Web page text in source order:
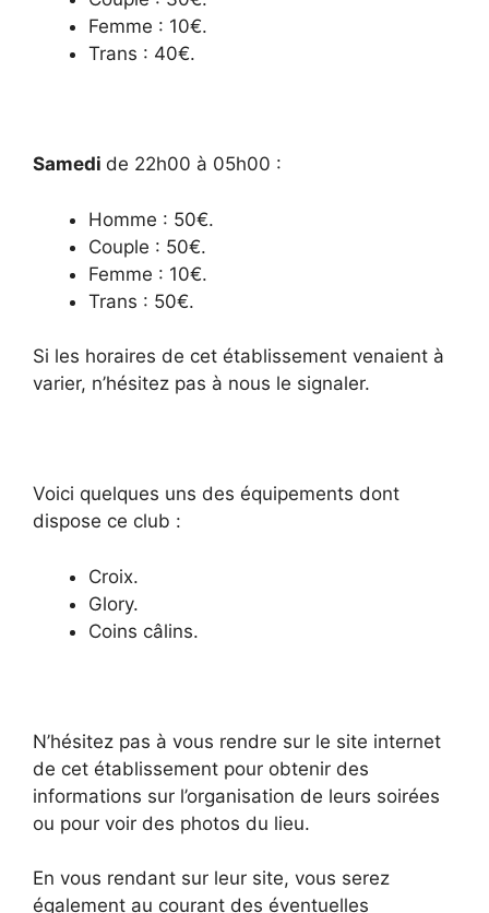
Femme : 10€.
Trans : 40€.
Samedi de 22h00 à 05h00 :
Homme : 50€.
Couple : 50€.
Femme : 10€.
Trans : 50€.
Si les horaires de cet établissement venaient à
varier, n’hésitez pas à nous le signaler.
Voici quelques uns des équipements dont
dispose ce club :
Croix.
Glory.
Coins câlins.
N’hésitez pas à vous rendre sur le site internet
de cet établissement pour obtenir des
informations sur l’organisation de leurs soirées
ou pour voir des photos du lieu.
En vous rendant sur leur site, vous serez
également au courant des éventuelles